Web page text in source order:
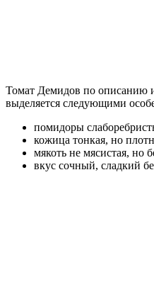
Томат Демидов по описанию
выделяется следующими
помидоры
кожица тонкая, но
мякоть не мясистая, но
вкус сочный, сладкий